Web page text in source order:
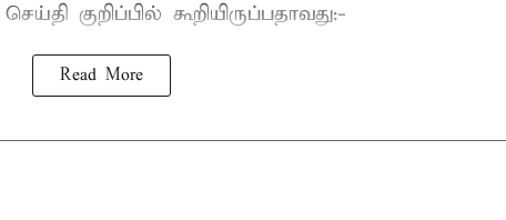
குறிப்பில் கூறியிருப்பதாவது:-
Read More